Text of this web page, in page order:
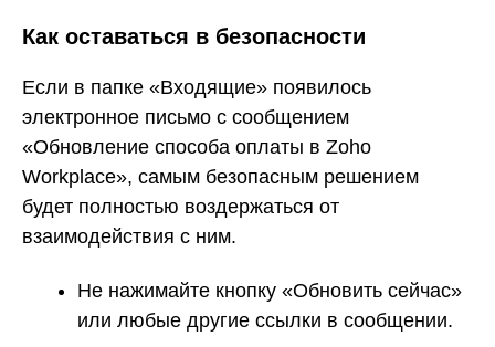
Как оставаться в безопасности
Если в папке «Входящие» появилось
электронное письмо с сообщением
«Обновление способа оплаты в Zoho
Workplace», самым безопасным решением
будет полностью воздержаться от
взаимодействия с ним.
Не нажимайте кнопку «Обновить сейчас»
или любые другие ссылки в сообщении.